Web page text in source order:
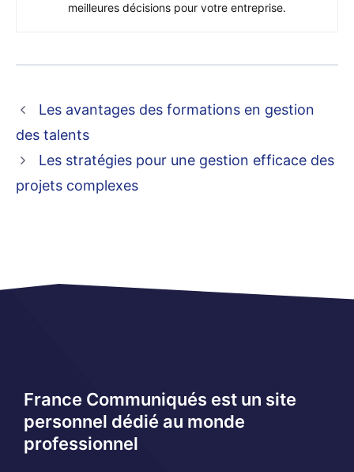
meilleures décisions pour votre entreprise.
Les avantages des formations en gestion
des talents
Les stratégies pour une gestion efficace des
projets complexes
France Communiqués est un site
personnel dédié au monde
professionnel